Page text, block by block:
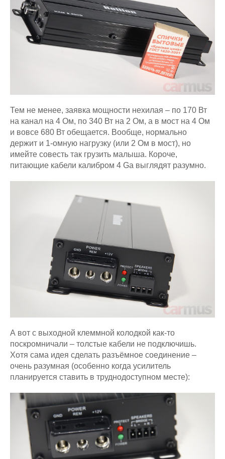
Тем не менее, заявка мощности нехилая – по 170 Вт
на канал на 4 Ом, по 340 Вт на 2 Ом, а в мост на 4 Ом
и вовсе 680 Вт обещается. Вообще, нормально
держит и 1-омную нагрузку (или 2 Ом в мост), но
имейте совесть так грузить малыша. Короче,
питающие кабели калибром 4 Ga выглядят разумно.
А вот с выходной клеммной колодкой как-то
поскромничали – толстые кабели не подключишь.
Хотя сама идея сделать разъёмное соединение –
очень разумная (особенно когда усилитель
планируется ставить в труднодоступном месте):